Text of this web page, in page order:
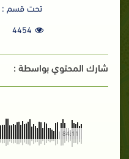
تحت قسم :
4454
شارك المحتوي بواسطة :
84:11